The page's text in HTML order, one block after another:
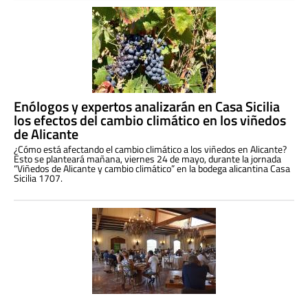
Enólogos y expertos analizarán en Casa Sicilia
los efectos del cambio climático en los viñedos
de Alicante
¿Cómo está afectando el cambio climático a los viñedos en Alicante?
Esto se planteará mañana, viernes 24 de mayo, durante la jornada
“Viñedos de Alicante y cambio climático” en la bodega alicantina Casa
Sicilia 1707.